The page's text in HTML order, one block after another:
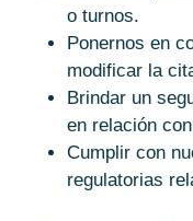
o turnos.
Ponernos en
modificar la
Brindar un
en relación
Cumplir con
regulatorias